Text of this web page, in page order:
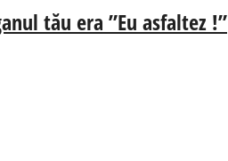
tău era ”Eu asfaltez !”